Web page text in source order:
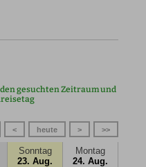
gesuchten Zeitraum und
>>
>
heute
<
Sonntag
23. Aug.
Montag
24. Aug.